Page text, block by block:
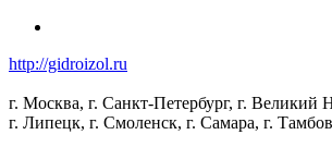
http://gidroizol.ru
г. Москва, г. Санкт-Петербург, г. Великий
г. Липецк, г. Смоленск, г. Самара, г.